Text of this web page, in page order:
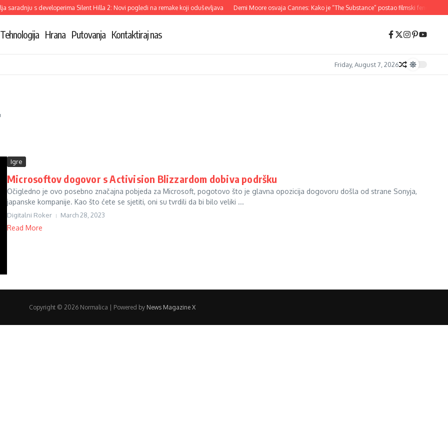
saradnju s developerima Silent Hilla 2: Novi pogledi na remake koji oduševljava Demi Moore osvaja Cannes: Kako je “The Substance” postao filmski fenomen
Tehnologija Hrana Putovanja Kontaktiraj nas
Friday, August 7, 2026
Igre
Microsoftov dogovor s Activision Blizzardom dobiva podršku
Očigledno je ovo posebno značajna pobjeda za Microsoft, pogotovo što je glavna opozicija dogovoru došla od strane Sonyja,
japanske kompanije. Kao što ćete se sjetiti, oni su tvrdili da bi bilo veliki ...
Digitalni Roker March 28, 2023
Read More
Copyright © 2026 Normalica | Powered by News Magazine X